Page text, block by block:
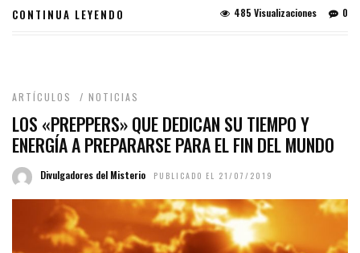
CONTINUA LEYENDO 0
485 Visualizaciones
ARTÍCULOS / NOTICIAS
LOS «PREPPERS» QUE DEDICAN SU TIEMPO Y
ENERGÍA A PREPARARSE PARA EL FIN DEL MUNDO
Divulgadores del Misterio PUBLICADO EL 21/07/2019